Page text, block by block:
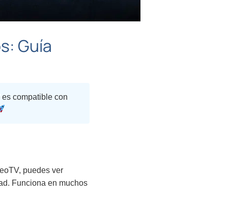
Guía
compatible con
puedes ver
Funciona en muchos